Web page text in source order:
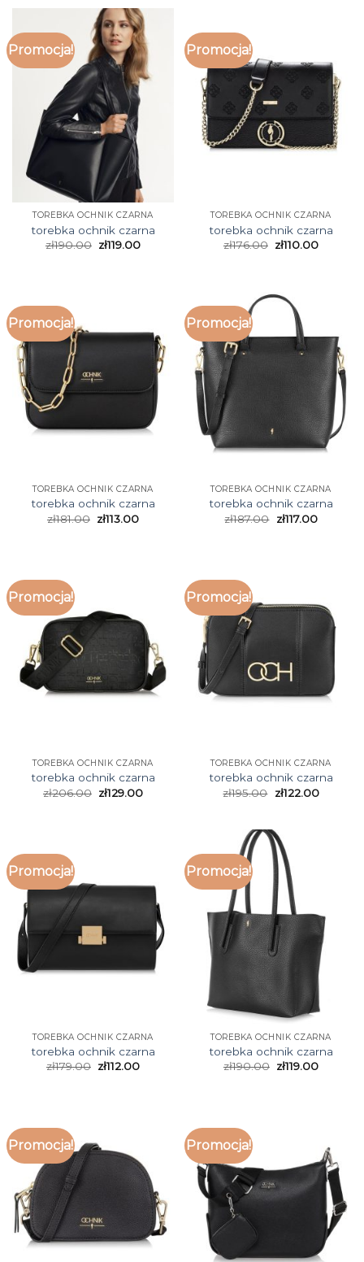
Promocja!
TOREBKA OCHNIK CZARNA
torebka ochnik czarna
zł190.00 zł119.00
Promocja!
TOREBKA OCHNIK CZARNA
torebka ochnik czarna
zł176.00 zł110.00
Promocja!
TOREBKA OCHNIK CZARNA
torebka ochnik czarna
zł181.00 zł113.00
Promocja!
TOREBKA OCHNIK CZARNA
torebka ochnik czarna
zł187.00 zł117.00
Promocja!
TOREBKA OCHNIK CZARNA
torebka ochnik czarna
zł206.00 zł129.00
Promocja!
TOREBKA OCHNIK CZARNA
torebka ochnik czarna
zł195.00 zł122.00
Promocja!
TOREBKA OCHNIK CZARNA
torebka ochnik czarna
zł179.00 zł112.00
Promocja!
TOREBKA OCHNIK CZARNA
torebka ochnik czarna
zł190.00 zł119.00
Promocja! Promocja!